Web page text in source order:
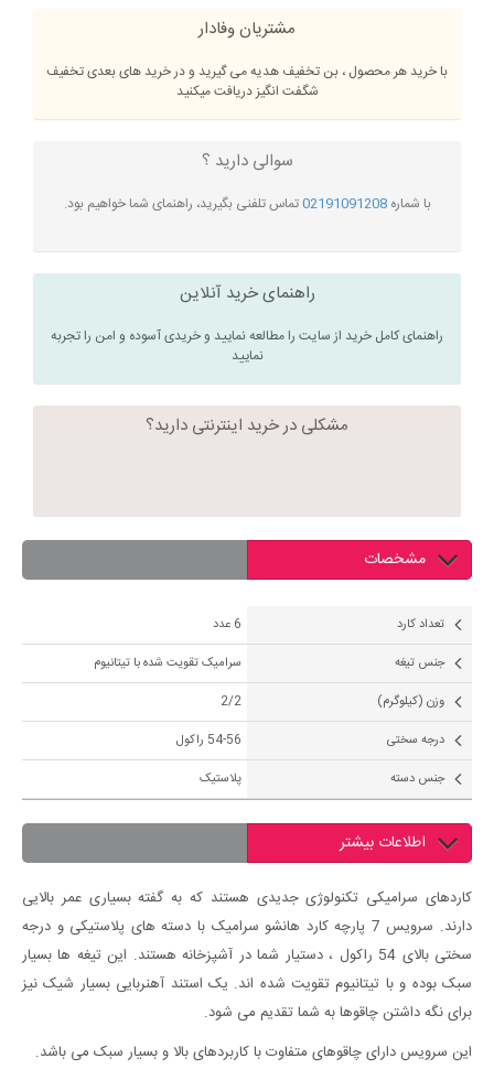
مشتریان وفادار
با خرید هر محصول ، بن تخفیف هدیه می گیرید و در خرید های بعدی تخفیف
شگفت انگیز دریافت میکنید
سوالی دارید ؟
با شماره02191091208تماس تلفنی بگیرید، راهنمای شما خواهیم بود.
راهنمای خرید آنلاین
راهنمای کامل خرید از سایت را مطالعه نمایید و خریدی آسوده و امن را تجربه
نمایید
مشکلی در خرید اینترنتی دارید؟
مشخصات
تعداد کارد
6 عدد
جنس تیغه
سرامیک تقویت شده با تیتانیوم
وزن (کیلوگرم)
2/2
درجه سختی
54-56 راکول
جنس دسته
پلاستیک
اطلاعات بیشتر
کاردهای سرامیکی تکنولوژی جدیدی هستند که به گفته بسیاری عمر بالایی
دارند. سرویس 7 پارچه کارد هانشو سرامیک با دسته های پلاستیکی و درجه
سختی بالای 54 راکول ، دستیار شما در آشپزخانه هستند. این تیغه ها بسیار
سبک بوده و با تیتانیوم تقویت شده اند. یک استند آهنربایی بسیار شیک نیز
برای نگه داشتن چاقوها به شما تقدیم می شود.
این سرویس دارای چاقوهای متفاوت با کاربردهای بالا و بسیار سبک می باشد.